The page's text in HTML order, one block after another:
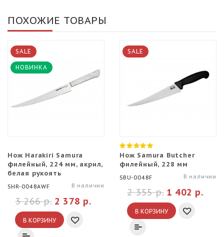
ПОХОЖИЕ ТОВАРЫ
SALE
НОВИНКА
Нож Harakiri Samura
филейный, 224 мм, акрил,
белая рукоять
SHR-0048AWF В наличии
2 378 р.
3 266 р.
В КОРЗИНУ
SALE
Нож Samura Butcher
филейный, 228 мм
SBU-0048F В наличии
1 402 р.
2 355 р.
В КОРЗИНУ